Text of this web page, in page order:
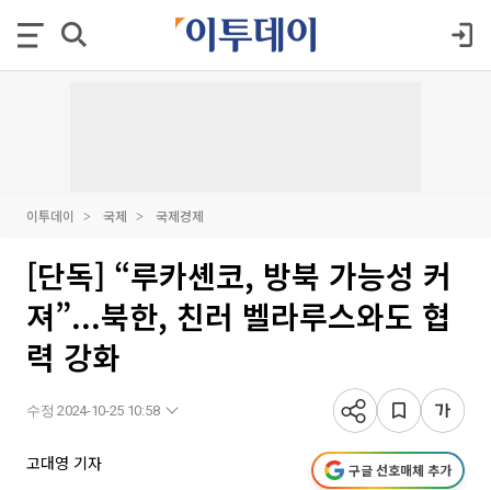
이투데이 국제 국제경제
[단독] “루카셴코, 방북 가능성 커
져”...북한, 친러 벨라루스와도 협
력 강화
수정 2024-10-25 10:58
고대영 기자 구글 선호매체 추가